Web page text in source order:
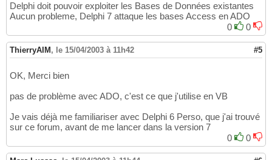
Delphi doit pouvoir exploiter les Bases de Données existantes
Aucun probleme, Delphi 7 attaque les bases Access en ADO
0
0
ThierryAIM , le 15/04/2003 à 11h42 #5
OK, Merci bien
pas de problème avec ADO, c'est ce que j'utilise en VB
Je vais déjà me familiariser avec Delphi 6 Perso, que j'ai trouvé
sur ce forum, avant de me lancer dans la version 7
0
0